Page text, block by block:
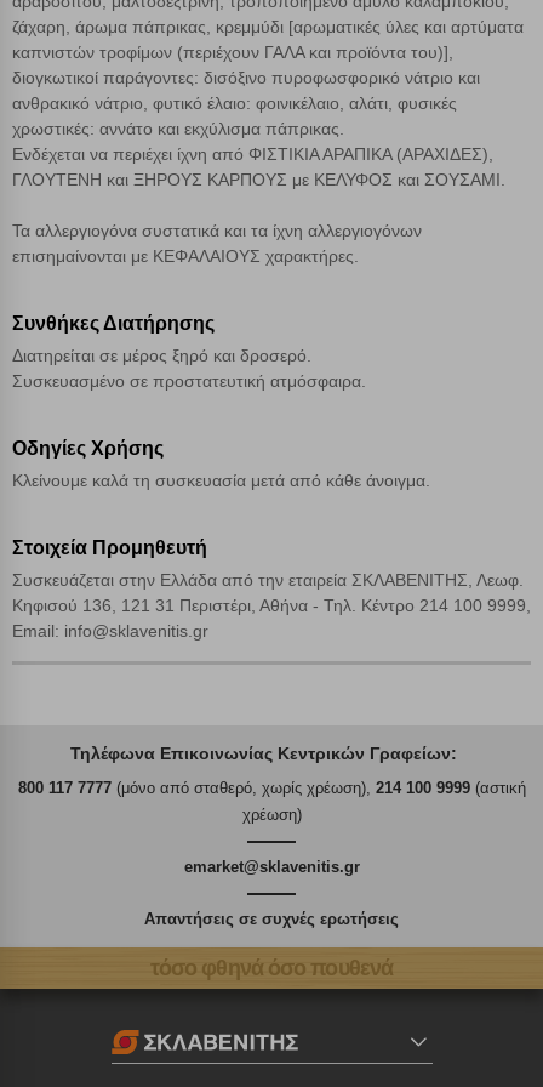
ζάχαρη, άρωμα πάπρικας, κρεμμύδι [αρωματικές ύλες και αρτύματα
καπνιστών τροφίμων (περιέχουν ΓΑΛΑ και προϊόντα του)],
διογκωτικοί παράγοντες: δισόξινο πυροφωσφορικό νάτριο και
ανθρακικό νάτριο, φυτικό έλαιο: φοινικέλαιο, αλάτι, φυσικές
χρωστικές: αννάτο και εκχύλισμα πάπρικας.
Ενδέχεται να περιέχει ίχνη από ΦΙΣΤΙΚΙΑ ΑΡΑΠΙΚΑ (ΑΡΑΧΙΔΕΣ),
ΓΛΟΥΤΕΝΗ και ΞΗΡΟΥΣ ΚΑΡΠΟΥΣ με ΚΕΛΥΦΟΣ και ΣΟΥΣΑΜΙ.
Τα αλλεργιογόνα συστατικά και τα ίχνη αλλεργιογόνων
επισημαίνονται με ΚΕΦΑΛΑΙΟΥΣ χαρακτήρες.
Συνθήκες Διατήρησης
Διατηρείται σε μέρος ξηρό και δροσερό.
Συσκευασμένο σε προστατευτική ατμόσφαιρα.
Οδηγίες Χρήσης
Κλείνουμε καλά τη συσκευασία μετά από κάθε άνοιγμα.
Στοιχεία Προμηθευτή
Συσκευάζεται στην Ελλάδα από την εταιρεία ΣΚΛΑΒΕΝΙΤΗΣ, Λεωφ.
Κηφισού 136, 121 31 Περιστέρι, Αθήνα - Τηλ. Κέντρο 214 100 9999,
Email: info@sklavenitis.gr
Τηλέφωνα Επικοινωνίας Κεντρικών Γραφείων:
800 117 7777(μόνο από σταθερό, χωρίς χρέωση), 214 100 9999(αστική
χρέωση)
emarket@sklavenitis.gr
Απαντήσεις σε συχνές ερωτήσεις
τόσο φθηνά όσο πουθενά
Αποθήκευση ρυθμίσεων
Απόρριψη όλων
Αποδοχή όλων